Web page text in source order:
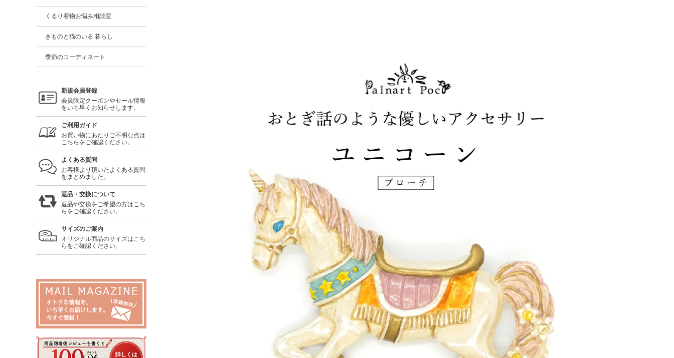
くるり着物お悩み相談室
きものと猫のいる 暮らし
季節のコーディネート
新規会員登録
会員限定クーポンやセール情報
をいち早くお知らせします。
ご利用ガイド
お買い物にあたりご不明な点は
こちらをご確認ください。
よくある質問
お客様より頂いたよくある質問
をまとめました。
返品・交換について
返品や交換をご希望の方はこち
らをご確認ください。
サイズのご案内
オリジナル商品のサイズはこち
らをご確認ください。